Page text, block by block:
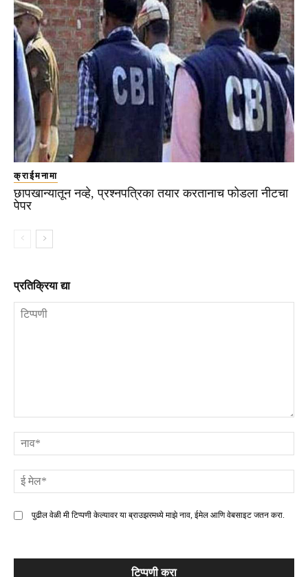
क्राईमनामा
छापखान्यातून नव्हे, प्रश्नपत्रिका तयार करतानाच फोडला नीटचा
पेपर
प्रतिक्रिया द्या
पुढील वेळी मी टिप्पणी केल्यावर या ब्राउझरमध्ये माझे नाव, ईमेल आणि वेबसाइट जतन करा.